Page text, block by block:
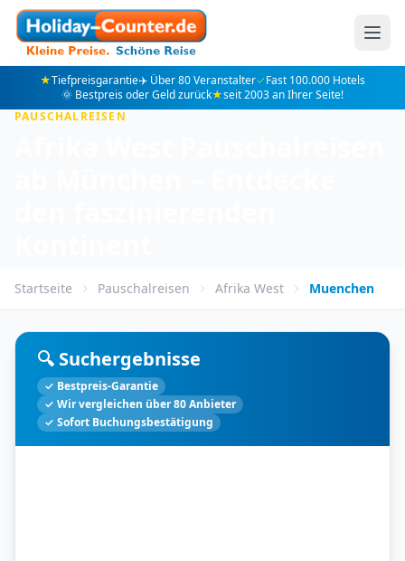
★Tiefpreisgarantie✈️ Über 80 Veranstalter✓Fast 100.000 Hotels
🌞 Bestpreis oder Geld zurück★seit 2003 an Ihrer Seite!
PAUSCHALREISEN
Startseite Pauschalreisen Afrika West Muenchen
🔍 Suchergebnisse
✓ Bestpreis-Garantie
✓ Wir vergleichen über 80 Anbieter
✓ Sofort Buchungsbestätigung